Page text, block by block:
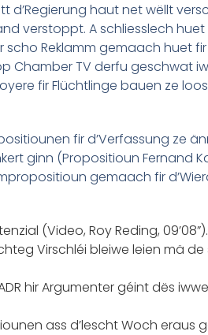
d’Regierung haut net wëllt
verstoppt. A schliesslech
Reklamm gemaach huet
Chamber TV derfu geschwat
fir Flüchtlinge bauen ze
fir d’Verfassung ze
ginn (Propositioun Fernand
gemaach fir
(Video, Roy Reding, 09’08”).
Virschléi bleiwe leien mä
hir Argumenter géint dës
ass d’lescht Woch eraus